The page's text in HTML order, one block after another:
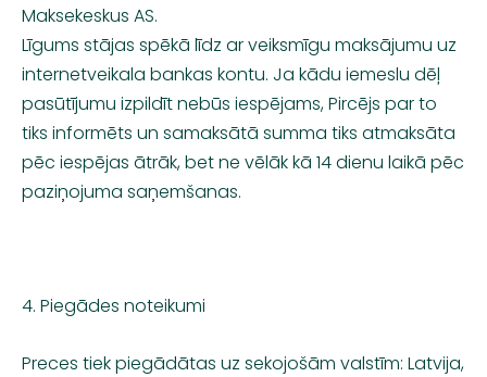
Maksekeskus AS.
Līgums stājas spēkā līdz ar veiksmīgu maksājumu uz
internetveikala bankas kontu. Ja kādu iemeslu dēļ
pasūtījumu izpildīt nebūs iespējams, Pircējs par to
tiks informēts un samaksātā summa tiks atmaksāta
pēc iespējas ātrāk, bet ne vēlāk kā 14 dienu laikā pēc
paziņojuma saņemšanas.
4. Piegādes noteikumi
Preces tiek piegādātas uz sekojošām valstīm: Latvija,